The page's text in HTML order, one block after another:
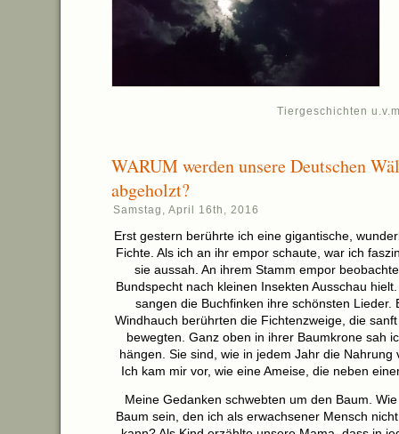
Tiergeschichten
WARUM werden unsere Deutschen
abgeholzt?
Samstag, April 16th, 2016
Erst gestern berührte ich eine gigantische,
Fichte. Als ich an ihr empor schaute, war ich
sie aussah. An ihrem Stamm empor
Bundspecht nach kleinen Insekten Ausschau
sangen die Buchfinken ihre schönsten Lieder.
Windhauch berührten die Fichtenzweige, die
bewegten. Ganz oben in ihrer Baumkrone sah
hängen. Sie sind, wie in jedem Jahr die Nahrung
Ich kam mir vor, wie eine Ameise, die neben
Meine Gedanken schwebten um den Baum.
Baum sein, den ich als erwachsener Mensch